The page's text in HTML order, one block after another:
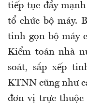
tiếp tục đẩy
tổ chức bộ máy.
tinh gọn bộ máy
Kiểm toán nhà
soát, sắp xếp
KTNN cũng như
đơn vị trực thuộc